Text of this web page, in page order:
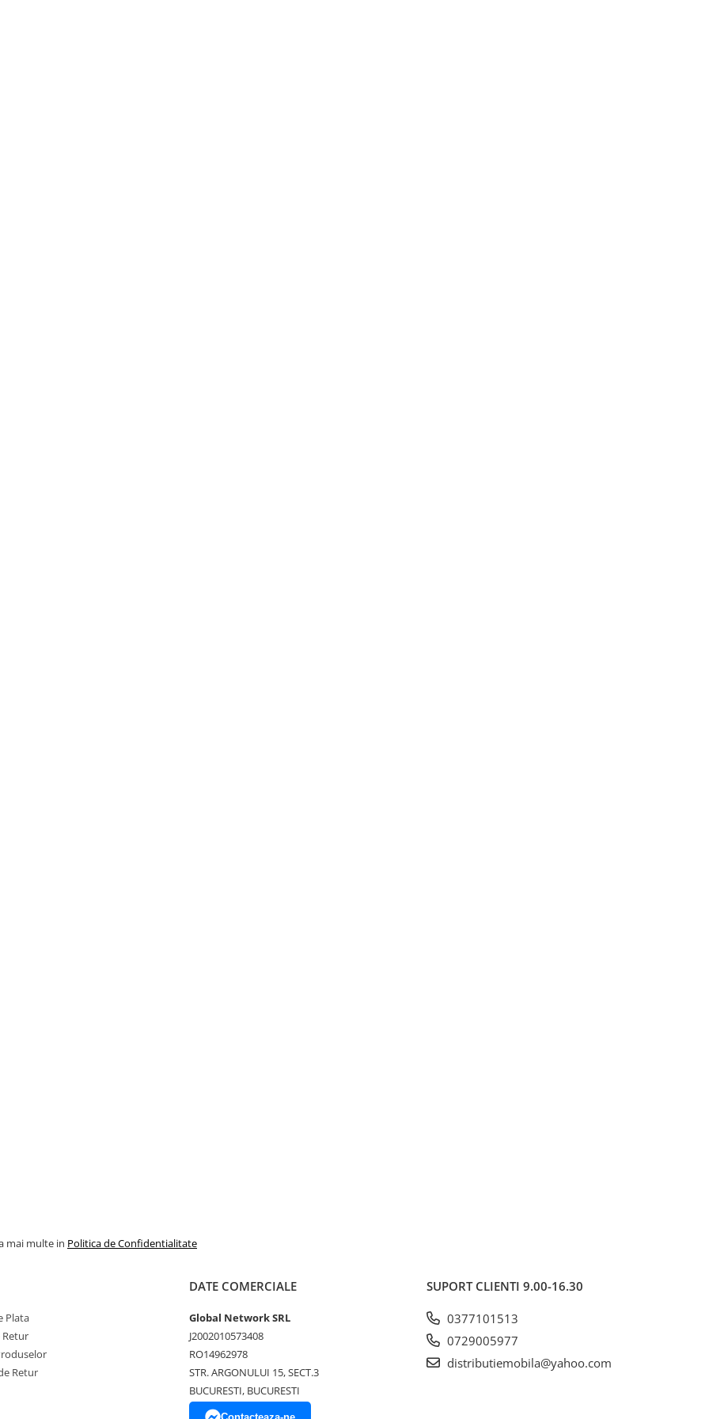
mai multe in Politica de Confidentialitate
Plata
Retur
Retur
DATE COMERCIALE
Global Network SRL
J2002010573408
RO14962978
STR. ARGONULUI 15, SECT.3
BUCURESTI, BUCURESTI
SUPORT CLIENTI 9.00-16.30
0377101513
0729005977
distributiemobila@yahoo.com